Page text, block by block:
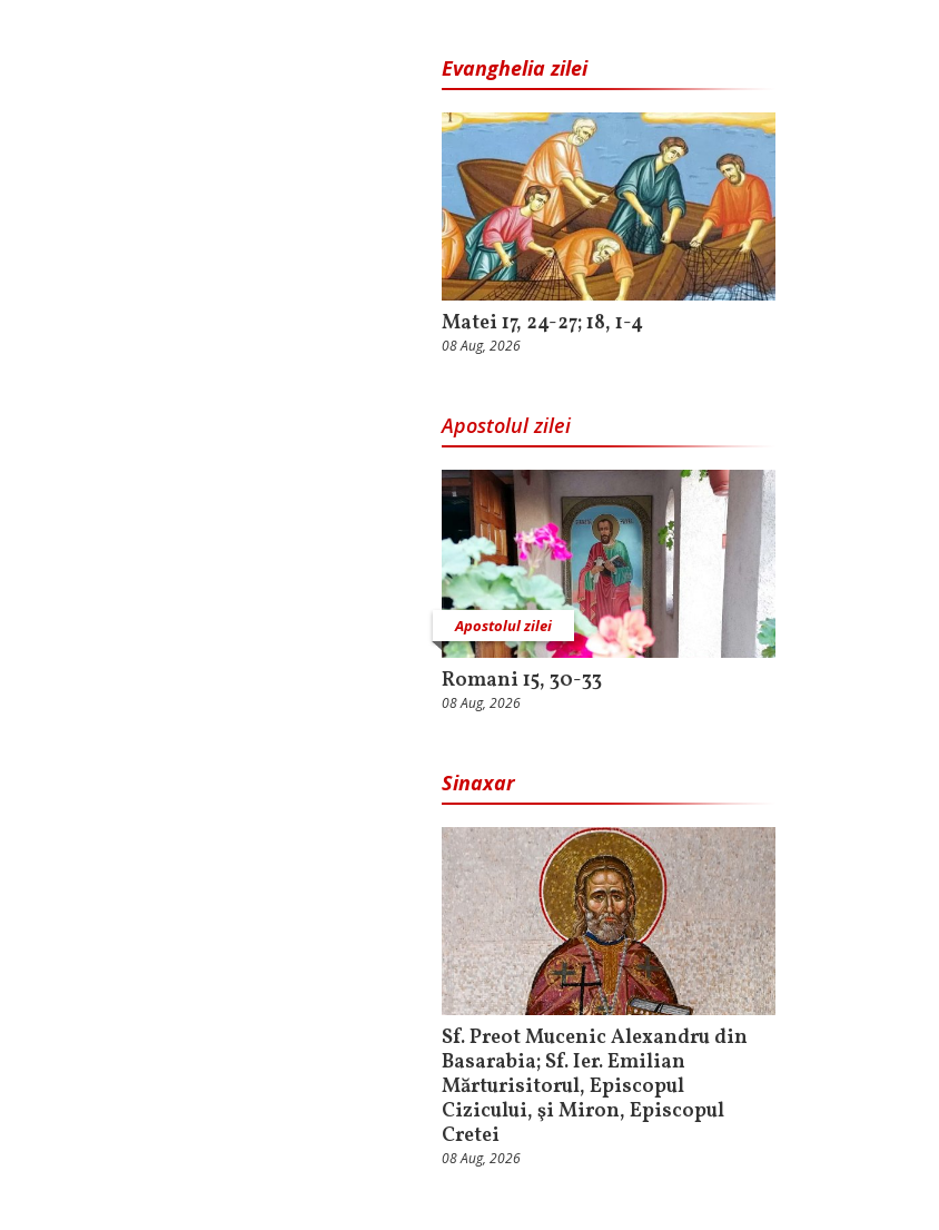
Evanghelia zilei
Matei 17, 24-27; 18, 1-4
08 Aug, 2026
Apostolul zilei
Apostolul zilei
Romani 15, 30-33
08 Aug, 2026
Sinaxar
Sf. Preot Mucenic Alexandru din
Basarabia; Sf. Ier. Emilian
Mărturisitorul, Episcopul
Cizicului, şi Miron, Episcopul
Cretei
08 Aug, 2026